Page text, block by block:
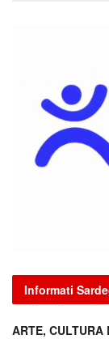
Informati
ARTE, CULTURA